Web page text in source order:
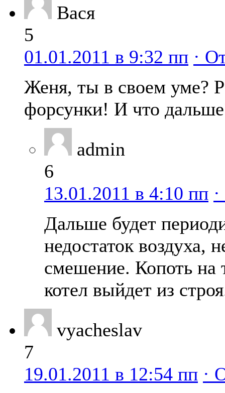
Вася
5
01.01.2011 в 9:32 пп ·
Женя, ты в своем уме?
форсунки! И что
admin
6
13.01.2011 в 4:10 пп
Дальше будет
недостаток воздуха,
смешение. Копоть на
котел выйдет из
vyacheslav
7
19.01.2011 в 12:54 пп ·